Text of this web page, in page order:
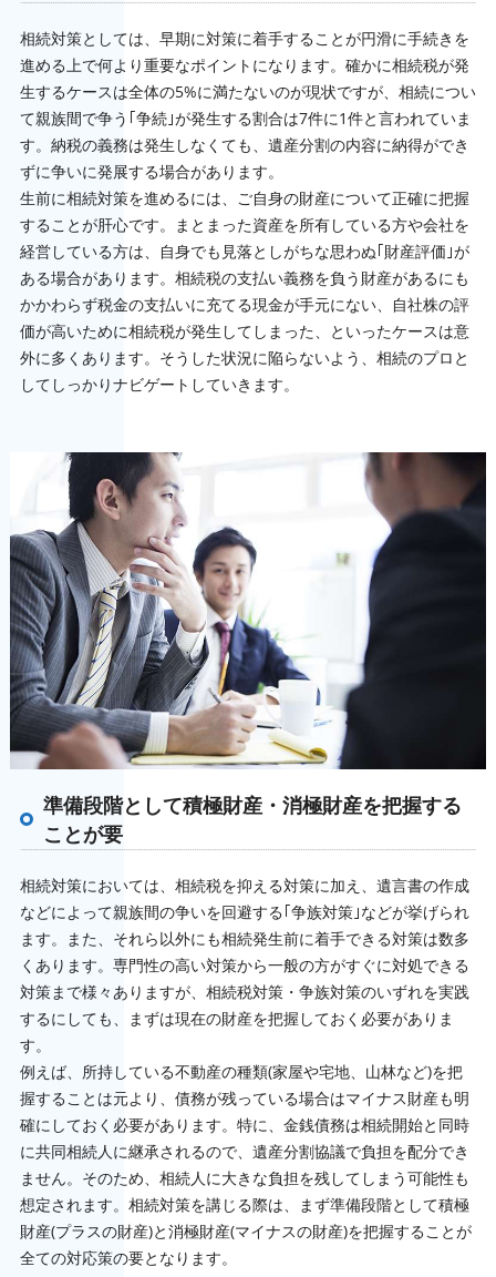
相続対策としては、早期に対策に着手することが円滑に手続きを
進める上で何より重要なポイントになります。確かに相続税が発
生するケースは全体の5%に満たないのが現状ですが、相続につい
て親族間で争う｢争続｣が発生する割合は7件に1件と言われていま
す。納税の義務は発生しなくても、遺産分割の内容に納得ができ
ずに争いに発展する場合があります。
生前に相続対策を進めるには、ご自身の財産について正確に把握
することが肝心です。まとまった資産を所有している方や会社を
経営している方は、自身でも見落としがちな思わぬ｢財産評価｣が
ある場合があります。相続税の支払い義務を負う財産があるにも
かかわらず税金の支払いに充てる現金が手元にない、自社株の評
価が高いために相続税が発生してしまった、といったケースは意
外に多くあります。そうした状況に陥らないよう、相続のプロと
してしっかりナビゲートしていきます。
準備段階として積極財産・消極財産を把握する
ことが要
相続対策においては、相続税を抑える対策に加え、遺言書の作成
などによって親族間の争いを回避する｢争族対策｣などが挙げられ
ます。また、それら以外にも相続発生前に着手できる対策は数多
くあります。専門性の高い対策から一般の方がすぐに対処できる
対策まで様々ありますが、相続税対策・争族対策のいずれを実践
するにしても、まずは現在の財産を把握しておく必要がありま
す。
例えば、所持している不動産の種類(家屋や宅地、山林など)を把
握することは元より、債務が残っている場合はマイナス財産も明
確にしておく必要があります。特に、金銭債務は相続開始と同時
に共同相続人に継承されるので、遺産分割協議で負担を配分でき
ません。そのため、相続人に大きな負担を残してしまう可能性も
想定されます。相続対策を講じる際は、まず準備段階として積極
財産(プラスの財産)と消極財産(マイナスの財産)を把握することが
全ての対応策の要となります。